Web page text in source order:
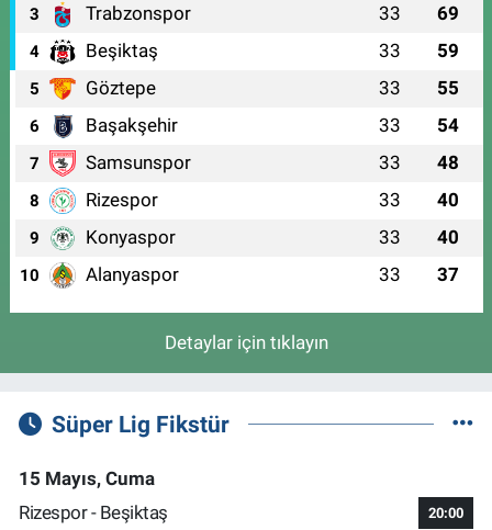
3 Trabzonspor 33 69
4 Beşiktaş 33 59
5 Göztepe 33 55
6 Başakşehir 33 54
7 Samsunspor 33 48
8 Rizespor 33 40
9 Konyaspor 33 40
10 Alanyaspor 33 37
Detaylar için tıklayın
Süper Lig Fikstür
15 Mayıs, Cuma
Rizespor - Beşiktaş
20:00